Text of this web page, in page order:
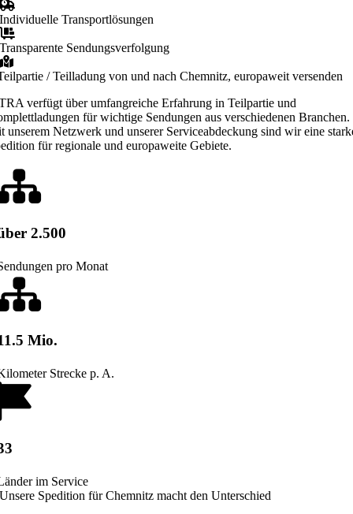
Individuelle Transportlösungen
Transparente Sendungsverfolgung
/ Teilladung von und nach Chemnitz, europaweit versenden
verfügt über umfangreiche Erfahrung in Teilpartie und
für wichtige Sendungen aus verschiedenen Branchen.
unserem Netzwerk und unserer Serviceabdeckung sind wir eine
für regionale und europaweite Gebiete.
2.500
pro Monat
Mio.
Strecke p. A.
im Service
Unsere Spedition für Chemnitz macht den Unterschied